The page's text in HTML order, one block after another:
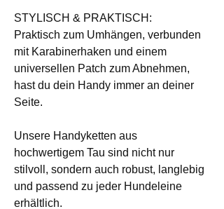
STYLISCH & PRAKTISCH:
Praktisch zum Umhängen, verbunden
mit Karabinerhaken und einem
universellen Patch zum Abnehmen,
hast du dein Handy immer an deiner
Seite.
Unsere Handyketten aus
hochwertigem Tau sind nicht nur
stilvoll, sondern auch robust, langlebig
und passend zu jeder Hundeleine
erhältlich.